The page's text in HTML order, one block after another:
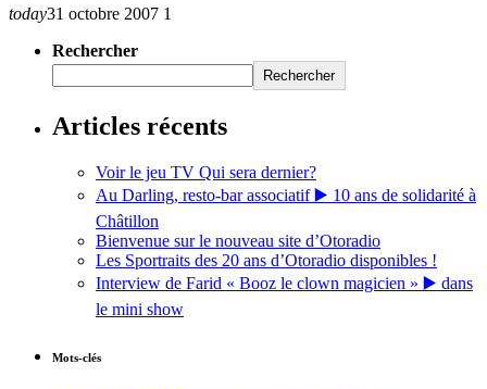
today31 octobre 2007 1
Rechercher
Rechercher
Articles récents
Voir le jeu TV Qui sera dernier?
Au Darling, resto-bar associatif ▶️ 10 ans de solidarité à
Châtillon
Bienvenue sur le nouveau site d’Otoradio
Les Sportraits des 20 ans d’Otoradio disponibles !
Interview de Farid « Booz le clown magicien » ▶️ dans
le mini show
Mots-clés